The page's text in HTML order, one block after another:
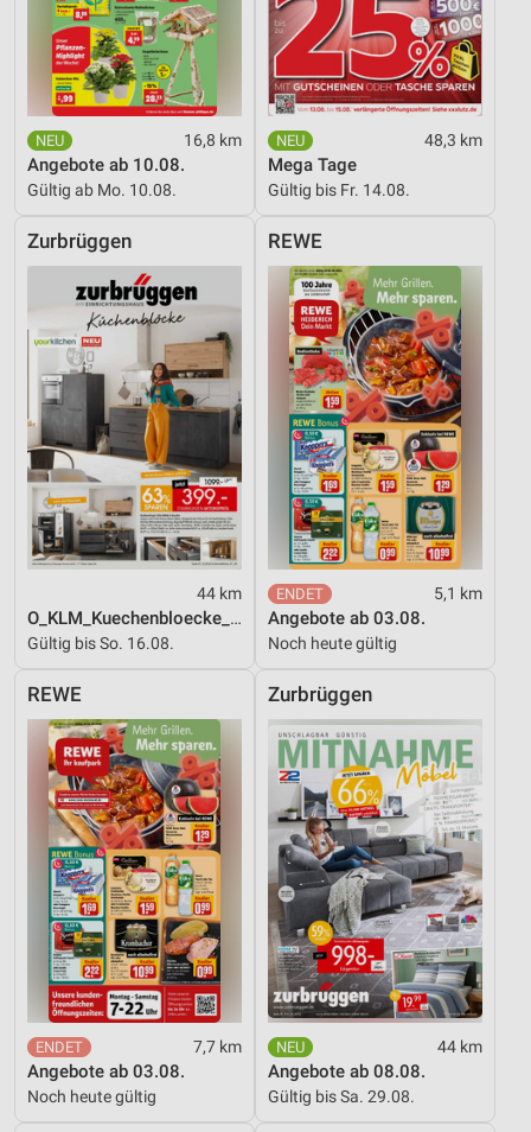
16,8 km
Angebote ab 10.08.
Gültig ab Mo. 10.08.
48,3 km
Mega Tage
Gültig bis Fr. 14.08.
Zurbrüggen
44 km
O_KLM_Kuechenbloecke_01_26_ES
Gültig bis So. 16.08.
REWE
5,1 km
Angebote ab 03.08.
Noch heute gültig
REWE
7,7 km
Angebote ab 03.08.
Noch heute gültig
Zurbrüggen
44 km
Angebote ab 08.08.
Gültig bis Sa. 29.08.